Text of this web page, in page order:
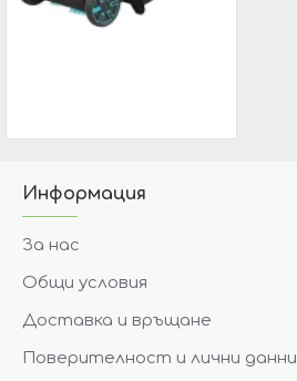
Информация
За нас
Общи условия
Доставка и връщане
Поверителност и лични данни